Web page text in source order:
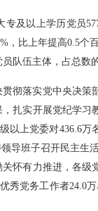
及以上学历党员
，比上年提高0.5个
队伍主体，占总数
彻落实党中央决策
扎实开展党纪学习
以上党委对436.6万
导班子召开民主生
怀有力推进，各级
秀党务工作者24.0